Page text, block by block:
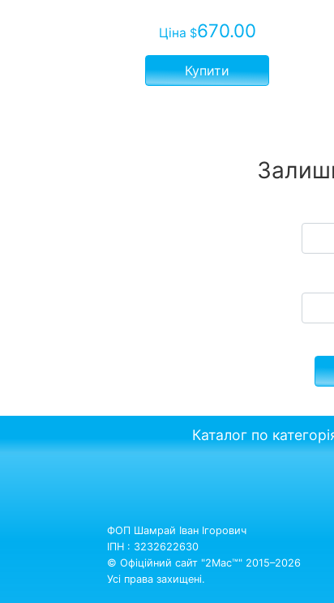
Ціна $670.00
Купити
Каталог по
ФОП Шамрай Іван Ігорович
ІПН : 3232622630
© Офіційний сайт "2Mac™" 2015–2026
Усі права захищені.